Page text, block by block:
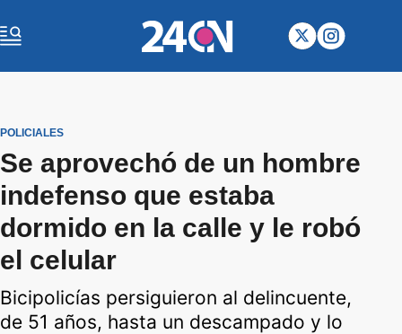
POLICIALES
Se aprovechó de un hombre
indefenso que estaba
dormido en la calle y le robó
el celular
Bicipolicías persiguieron al delincuente,
de 51 años, hasta un descampado y lo